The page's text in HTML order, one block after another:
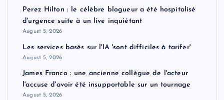
Perez Hilton : le célèbre blogueur a été hospitalisé
d'urgence suite à un live inquiétant
August 5, 2026
Les services basés sur l'IA 'sont difficiles à tarifer'
August 5, 2026
James Franco : une ancienne collègue de l'acteur
l'accuse d'avoir été insupportable sur un tournage
August 5, 2026